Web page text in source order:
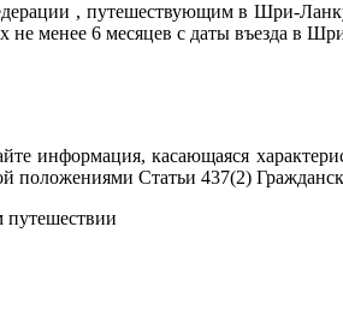
, путешествующим в Шри-
не менее 6 месяцев с даты въезда в
информация, касающаяся
положениями Статьи 437(2)